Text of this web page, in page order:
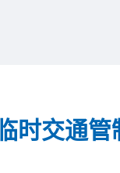
时交通管